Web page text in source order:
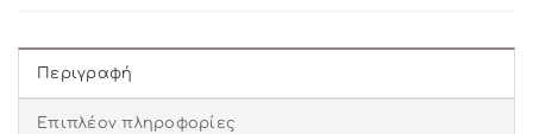
Περιγραφή
Επιπλέον πληροφορίες